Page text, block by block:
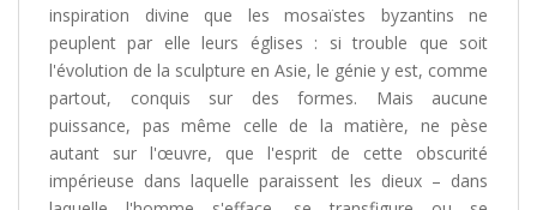
inspiration divine que les mosaïstes byzantins ne
peuplent par elle leurs églises : si trouble que soit
l'évolution de la sculpture en Asie, le génie y est, comme
partout, conquis sur des formes. Mais aucune
puissance, pas même celle de la matière, ne pèse
autant sur l'œuvre, que l'esprit de cette obscurité
impérieuse dans laquelle paraissent les dieux – dans